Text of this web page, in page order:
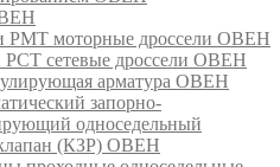
моторные дроссели ОВЕН
сетевые дроссели ОВЕН
арматура ОВЕН
запорно-
односедельный
(КЗР) ОВЕН